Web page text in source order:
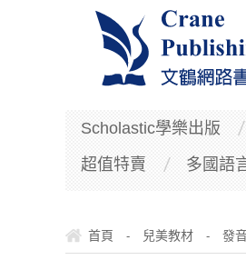
Scholastic學樂出版
超值特賣
多國語
首頁 - 兒美教材 - 發